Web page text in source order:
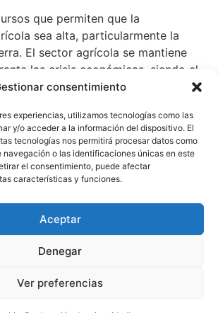
consentimiento
experiencias, utilizamos tecnologías como las
y/o acceder a la información del dispositivo. El
tecnologías nos permitirá procesar datos como
navegación o las identificaciones únicas en este
el consentimiento, puede afectar
características y funciones.
Aceptar
Denegar
Ver preferencias
que permiten que la
sea alta, particularmente la
El sector agrícola se mantiene
las crisis económicas, siendo el
en el Norte de África de cereales,
de frutas y verduras, y el país